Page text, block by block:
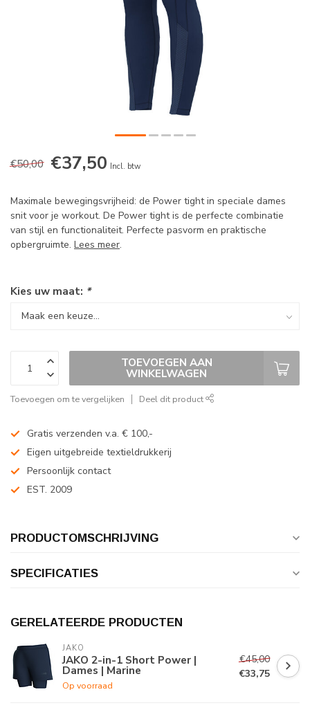
€50,00 €37,50 Incl. btw
Maximale bewegingsvrijheid: de Power tight in speciale dames
snit voor je workout. De Power tight is de perfecte combinatie
van stijl en functionaliteit. Perfecte pasvorm en praktische
opbergruimte. Lees meer.
Kies uw maat: *
TOEVOEGEN AAN
WINKELWAGEN
Toevoegen om te vergelijken Deel dit product
Gratis verzenden v.a. € 100,-
Eigen uitgebreide textieldrukkerij
Persoonlijk contact
EST. 2009
PRODUCTOMSCHRIJVING
SPECIFICATIES
GERELATEERDE PRODUCTEN
JAKO
JAKO 2-in-1 Short Power |
Dames | Marine
Op voorraad
€45,00
€33,75